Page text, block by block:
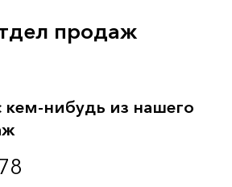
продаж
кем-нибудь из нашего